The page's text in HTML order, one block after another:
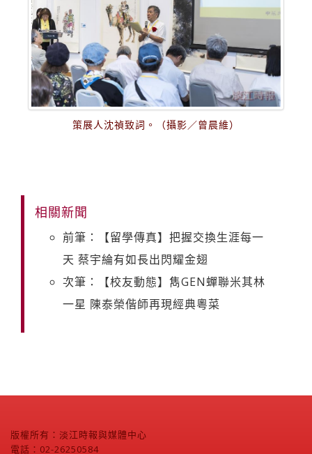
策展人沈禎致詞。（攝影／曾晨維）
相關新聞
前筆：【留學傳真】把握交換生涯每一
天 蔡宇綸有如長出閃耀金翅
次筆：【校友動態】雋GEN蟬聯米其林
一星 陳泰榮偕師再現經典粵菜
版權所有：淡江時報與媒體中心
電話：02-26250584